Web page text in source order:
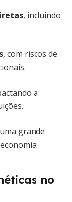
, incluindo
, com riscos de
a
grande
no